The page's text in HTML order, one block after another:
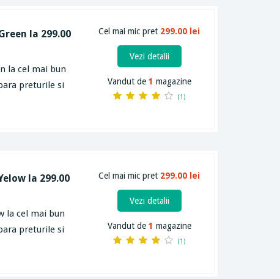
la 299.00
la cel mai bun
preturile si
Cel mai mic pret 299.00 lei
Vezi detalii
Vandut de 1 magazine
(1)
la 299.00
la cel mai bun
preturile si
Cel mai mic pret 299.00 lei
Vezi detalii
Vandut de 1 magazine
(1)